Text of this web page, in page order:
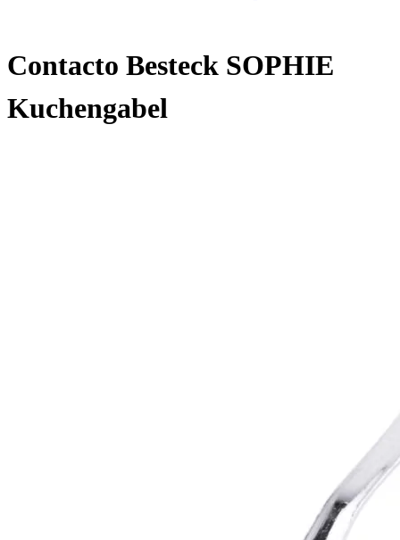
Contacto Besteck SOPHIE
Kuchengabel